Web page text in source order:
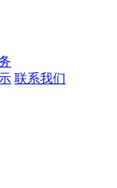
联系我们